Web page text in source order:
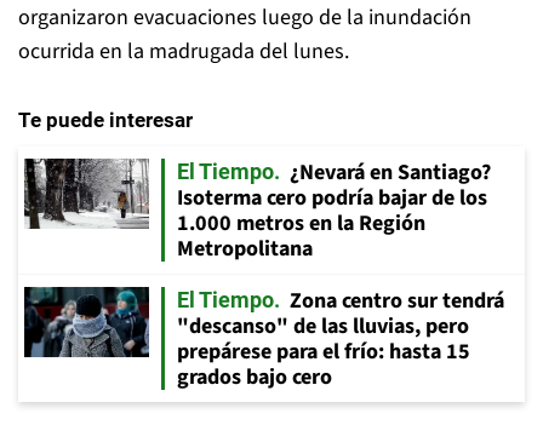
organizaron evacuaciones luego de la inundación
ocurrida en la madrugada del lunes.
Te puede interesar
El Tiempo
¿Nevará en Santiago?
Isoterma cero podría bajar de los
1.000 metros en la Región
Metropolitana
El Tiempo
Zona centro sur tendrá
"descanso" de las lluvias, pero
prepárese para el frío: hasta 15
grados bajo cero